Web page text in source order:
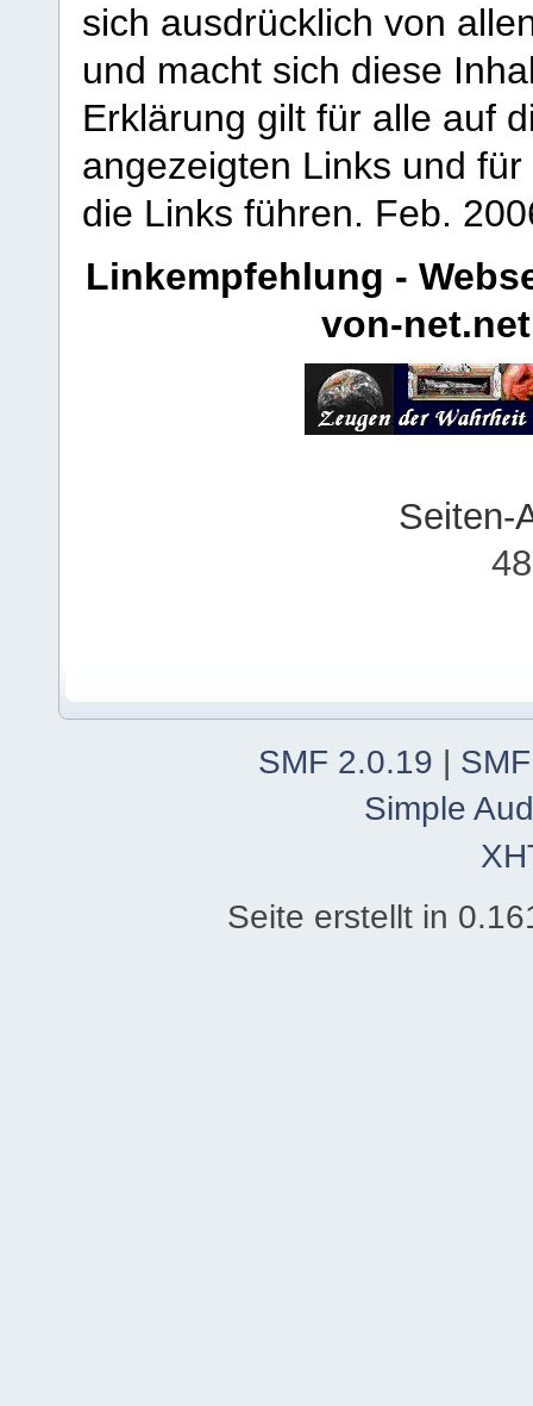
sich ausdrücklich von
und macht sich diese
Erklärung gilt für alle auf
angezeigten Links und
die Links führen. Feb.
Linkempfehlung -
von-net.net
Seiten-
SMF 2.0.19 |
Simple
Seite erstellt in